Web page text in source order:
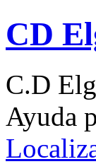
CD
C.D
Ayuda